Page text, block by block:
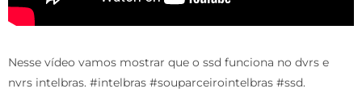
Nesse vídeo vamos mostrar que o ssd funciona no dvrs e
nvrs intelbras. #intelbras #souparceirointelbras #ssd.